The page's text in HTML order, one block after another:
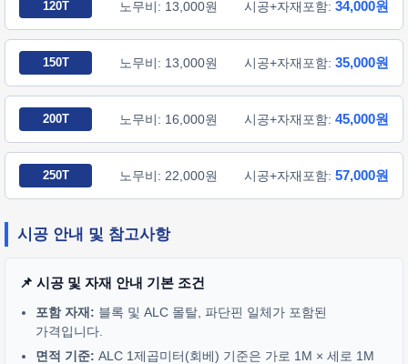
120T 노무비: 13,000원 시공+자재포함: 34,000원
150T 노무비: 13,000원 시공+자재포함: 35,000원
200T 노무비: 16,000원 시공+자재포함: 45,000원
250T 노무비: 22,000원 시공+자재포함: 57,000원
시공 안내 및 참고사항
📌 시공 및 자재 안내 기본 조건
포함 자재: 블록 및 ALC 몰탈, 파단핀 일체가 포함된
가격입니다.
면적 기준: ALC 1제곱미터(회베) 기준은 가로 1M × 세로 1M